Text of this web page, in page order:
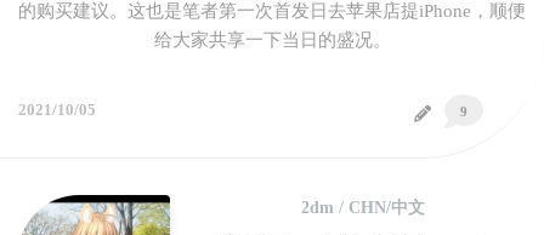
的购买建议。这也是笔者第一次首发日去苹果店提iPhone，顺便
给大家共享一下当日的盛况。
9
2021/10/05
2dm / CHN/中文